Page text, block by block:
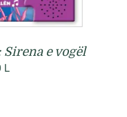
e vogël
L